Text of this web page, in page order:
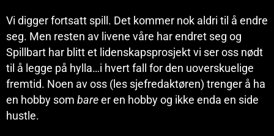
Vi digger fortsatt spill. Det kommer nok aldri til å endre
seg. Men resten av livene våre har endret seg og
Spillbart har blitt et lidenskapsprosjekt vi ser oss nødt
til å legge på hylla…i hvert fall for den uoverskuelige
fremtid. Noen av oss (les sjefredaktøren) trenger å ha
en hobby som bareer en hobby og ikke enda en side
hustle.